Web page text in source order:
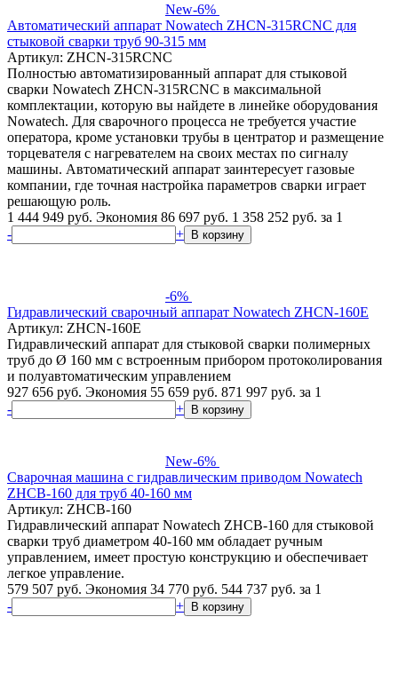
New-6%
Автоматический аппарат Nowatech ZHCN-315RCNC для
стыковой сварки труб 90-315 мм
Артикул: ZHCN-315RCNC
Полностью автоматизированный аппарат для стыковой
сварки Nowatech ZHCN-315RCNC в максимальной
комплектации, которую вы найдете в линейке оборудования
Nowatech. Для сварочного процесса не требуется участие
оператора, кроме установки трубы в центратор и размещение
торцевателя с нагревателем на своих местах по сигналу
машины. Автоматический аппарат заинтересует газовые
компании, где точная настройка параметров сварки играет
решающую роль.
1 444 949 руб. Экономия 86 697 руб. 1 358 252 руб. за 1
-
+ В корзину
-6%
Гидравлический сварочный аппарат Nowatech ZHCN-160E
Артикул: ZHCN-160E
Гидравлический аппарат для стыковой сварки полимерных
труб до Ø 160 мм с встроенным прибором протоколирования
и полуавтоматическим управлением
927 656 руб. Экономия 55 659 руб. 871 997 руб. за 1
-
+ В корзину
New-6%
Сварочная машина с гидравлическим приводом Nowatech
ZHCB-160 для труб 40-160 мм
Артикул: ZHCB-160
Гидравлический аппарат Nowatech ZHCB-160 для стыковой
сварки труб диаметром 40-160 мм обладает ручным
управлением, имеет простую конструкцию и обеспечивает
легкое управление.
579 507 руб. Экономия 34 770 руб. 544 737 руб. за 1
-
+ В корзину